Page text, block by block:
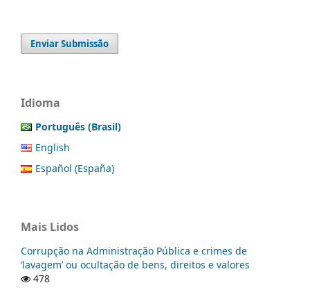
Enviar Submissão
Idioma
Português (Brasil)
English
Español (España)
Mais Lidos
Corrupção na Administração Pública e crimes de
‘lavagem’ ou ocultação de bens, direitos e valores
478